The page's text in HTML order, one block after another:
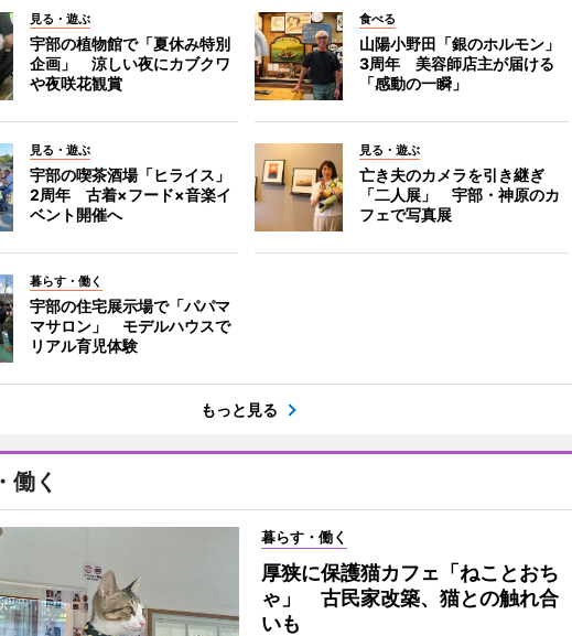
見る・遊ぶ
宇部の植物館で「夏休み特別
企画」 涼しい夜にカブクワ
や夜咲花観賞
食べる
山陽小野田「銀のホルモン」
3周年 美容師店主が届ける
「感動の一瞬」
見る・遊ぶ
宇部の喫茶酒場「ヒライス」
2周年 古着×フード×音楽イ
ベント開催へ
見る・遊ぶ
亡き夫のカメラを引き継ぎ
「二人展」 宇部・神原のカ
フェで写真展
暮らす・働く
宇部の住宅展示場で「パパマ
マサロン」 モデルハウスで
リアル育児体験
もっと見る
働く
暮らす・働く
厚狭に保護猫カフェ「ねことおち
ゃ」 古民家改築、猫との触れ合
いも